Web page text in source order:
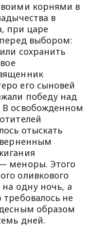
корнями в
в
при царе
выбором:
сохранить
его сыновей
победу над
освобожденном
отыскать
меноры. Этого
оливкового
одну ночь, а
не
образом
дней.